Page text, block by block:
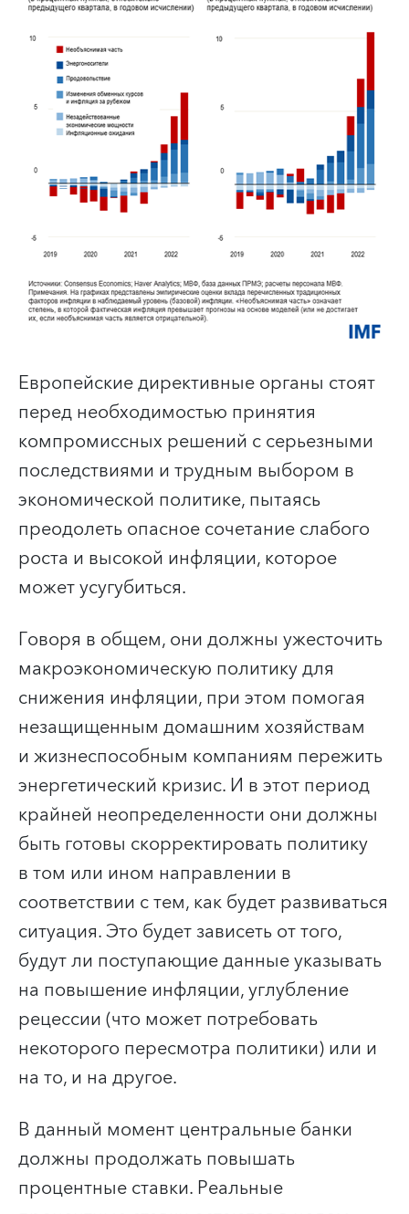
Европейские директивные органы стоят
перед необходимостью принятия
компромиссных решений с серьезными
последствиями и трудным выбором в
экономической политике, пытаясь
преодолеть опасное сочетание слабого
роста и высокой инфляции, которое
может усугубиться.
Говоря в общем, они должны ужесточить
макроэкономическую политику для
снижения инфляции, при этом помогая
незащищенным домашним хозяйствам
и жизнеспособным компаниям пережить
энергетический кризис. И в этот период
крайней неопределенности они должны
быть готовы скорректировать политику
в том или ином направлении в
соответствии с тем, как будет развиваться
ситуация. Это будет зависеть от того,
будут ли поступающие данные указывать
на повышение инфляции, углубление
рецессии (что может потребовать
некоторого пересмотра политики) или и
на то, и на другое.
В данный момент центральные банки
должны продолжать повышать
процентные ставки. Реальные